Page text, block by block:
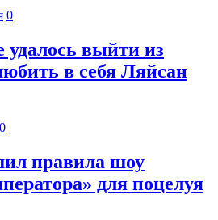
0
выйти из
в себя Ляйсан
0
правила шоу
для поцелуя